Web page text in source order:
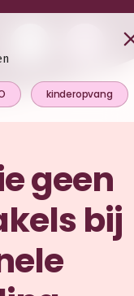
geen
bij
kinderopvang